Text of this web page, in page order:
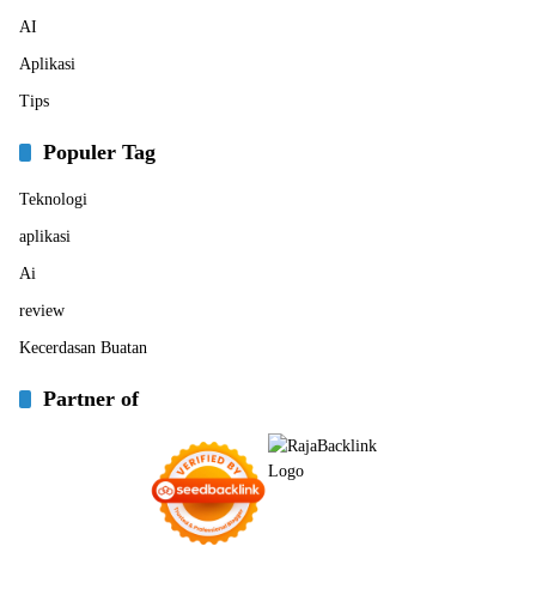
AI
Aplikasi
Tips
Populer Tag
Teknologi
aplikasi
Ai
review
Kecerdasan Buatan
Partner of